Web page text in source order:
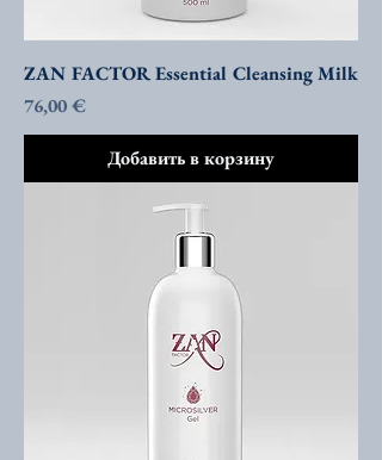
ZAN FACTOR Essential Cleansing Milk
Цена
76,00 €
Добавить в корзину